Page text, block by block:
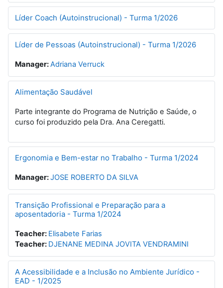
Líder Coach (Autoinstrucional) - Turma 1/2026
Líder de Pessoas (Autoinstrucional) - Turma 1/2026
Manager:Adriana Verruck
Alimentação Saudável
Parte integrante do Programa de Nutrição e Saúde, o
curso foi produzido pela Dra. Ana Ceregatti.
Ergonomia e Bem-estar no Trabalho - Turma 1/2024
Manager:JOSE ROBERTO DA SILVA
Transição Profissional e Preparação para a
aposentadoria - Turma 1/2024
Teacher: Elisabete Farias
Teacher: DJENANE MEDINA JOVITA VENDRAMINI
A Acessibilidade e a Inclusão no Ambiente Jurídico -
EAD - 1/2025